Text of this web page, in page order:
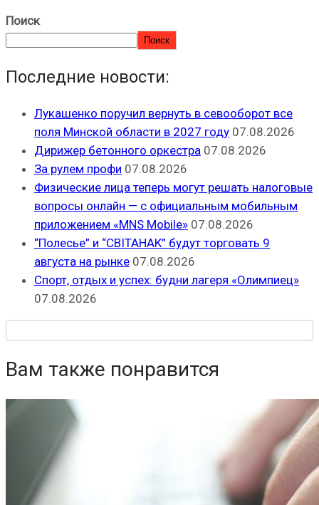
Поиск
Поиск
Последние новости:
Лукашенко поручил вернуть в севооборот все
поля Минской области в 2027 году 07.08.2026
Дирижер бетонного оркестра 07.08.2026
За рулем профи 07.08.2026
Физические лица теперь могут решать налоговые
вопросы онлайн — с официальным мобильным
приложением «MNS Mobile» 07.08.2026
“Полесье” и “СВІТАНАК” будут торговать 9
августа на рынке 07.08.2026
Спорт, отдых и успех: будни лагеря «Олимпиец»
07.08.2026
Вам также понравится